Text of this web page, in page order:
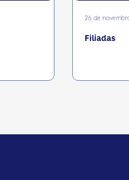
26 de
Filiadas